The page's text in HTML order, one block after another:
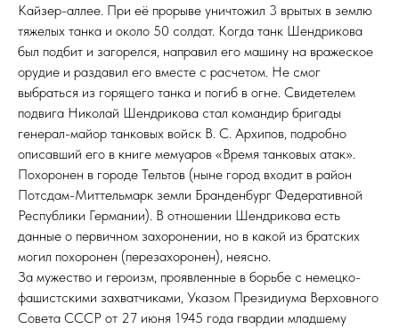
Кайзер-аллее. При её прорыве уничтожил 3 врытых в землю
тяжелых танка и около 50 солдат. Когда танк Шендрикова
был подбит и загорелся, направил его машину на вражеское
орудие и раздавил его вместе с расчетом. Не смог
выбраться из горящего танка и погиб в огне. Свидетелем
подвига Николай Шендрикова стал командир бригады
генерал-майор танковых войск В. С. Архипов, подробно
описавший его в книге мемуаров «Время танковых атак».
Похоронен в городе Тельтов (ныне город входит в район
Потсдам-Миттельмарк земли Бранденбург Федеративной
Республики Германии). В отношении Шендрикова есть
данные о первичном захоронении, но в какой из братских
могил похоронен (перезахоронен), неясно.
За мужество и героизм, проявленные в борьбе с немецко-
фашистскими захватчиками, Указом Президиума Верховного
Совета СССР от 27 июня 1945 года гвардии младшему